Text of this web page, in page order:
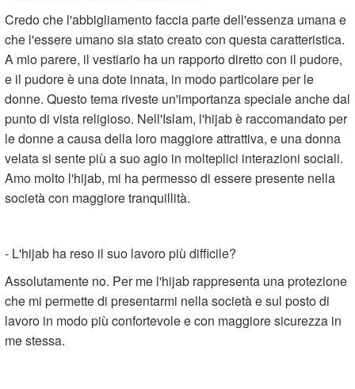
Credo che l'abbigliamento faccia parte dell'essenza umana e
che l'essere umano sia stato creato con questa caratteristica.
A mio parere, il vestiario ha un rapporto diretto con il pudore,
e il pudore è una dote innata, in modo particolare per le
donne. Questo tema riveste un'importanza speciale anche dal
punto di vista religioso. Nell'Islam, l'hijab è raccomandato per
le donne a causa della loro maggiore attrattiva, e una donna
velata si sente più a suo agio in molteplici interazioni sociali.
Amo molto l'hijab, mi ha permesso di essere presente nella
società con maggiore tranquillità.
- L'hijab ha reso il suo lavoro più difficile?
Assolutamente no. Per me l'hijab rappresenta una protezione
che mi permette di presentarmi nella società e sul posto di
lavoro in modo più confortevole e con maggiore sicurezza in
me stessa.